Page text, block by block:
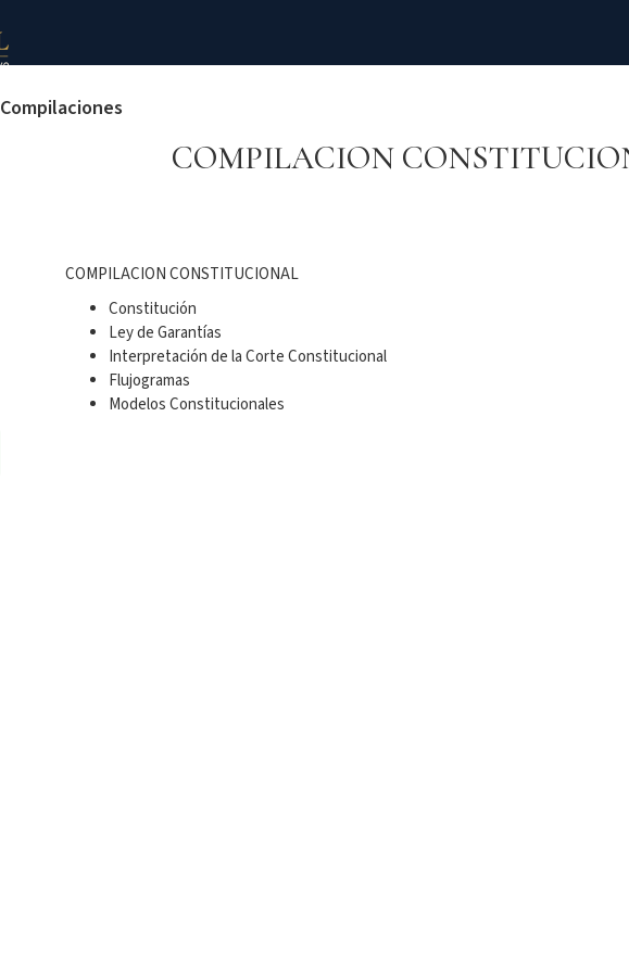
Compilaciones
COMPILACION
COMPILACION CONSTITUCIONAL
Constitución
Ley de Garantías
Interpretación de la Corte Constitucional
Flujogramas
Modelos Constitucionales